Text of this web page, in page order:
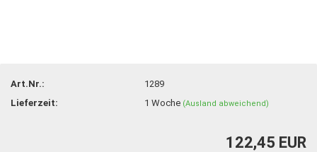
Art.Nr.:
1289
Lieferzeit:
1 Woche (Ausland abweichend)
122,45 EUR